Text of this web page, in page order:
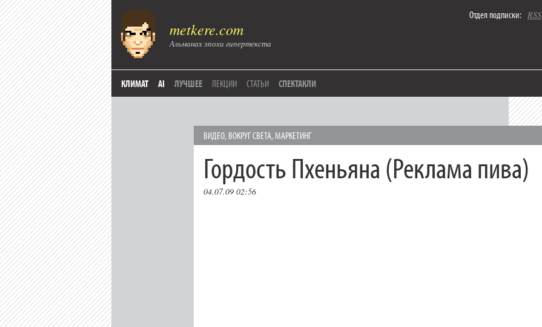
metkere.com
Альманах эпохи гипертекста
Отдел подписки: RSS
КЛИМАТ AI ЛУЧШЕЕ ЛЕКЦИИ СТАТЬИ СПЕКТАКЛИ
ВИДЕО, ВОКРУГ СВЕТА,МАРКЕТИНГ
Гордость Пхеньяна (Реклама пива)
04.07.09 02:56